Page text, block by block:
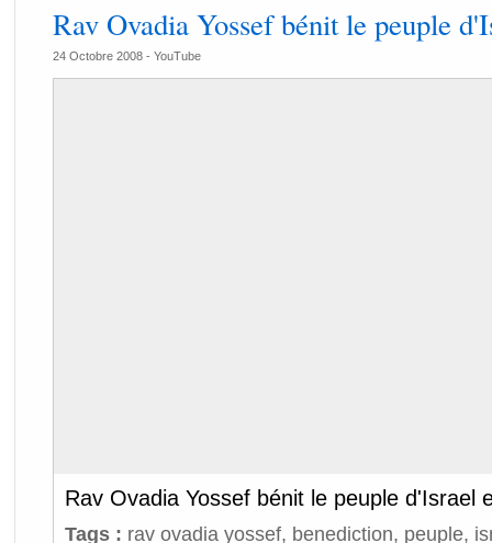
Rav Ovadia Yossef bénit le peuple
24 Octobre 2008 - YouTube
Rav Ovadia Yossef bénit le peuple d'Israel
Tags : rav ovadia yossef, benediction, peuple,